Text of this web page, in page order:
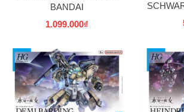
BANDAI
1.099.000₫